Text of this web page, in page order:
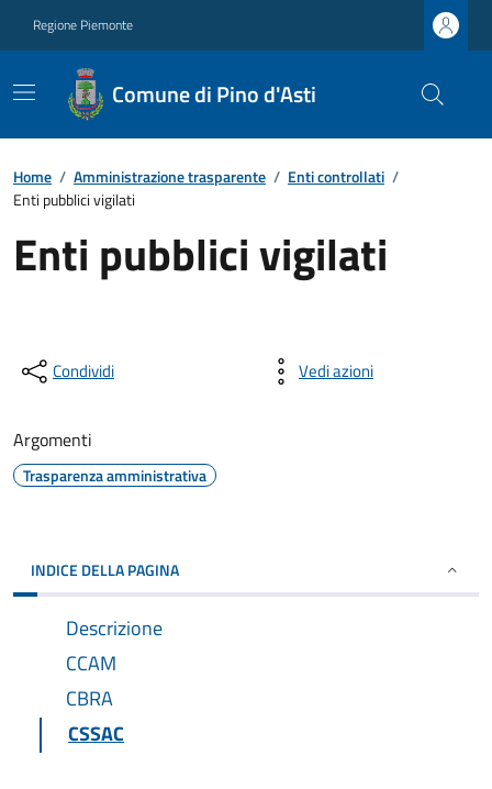
Regione Piemonte
Comune di Pino d'Asti
Home / Amministrazione trasparente / Enti controllati /
Enti pubblici vigilati
Enti pubblici vigilati
Condividi Vedi azioni
Argomenti
Trasparenza amministrativa
INDICE DELLA PAGINA
Descrizione
CCAM
CBRA
CSSAC